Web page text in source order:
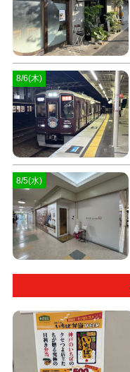
8/6(木)
8/5(水)